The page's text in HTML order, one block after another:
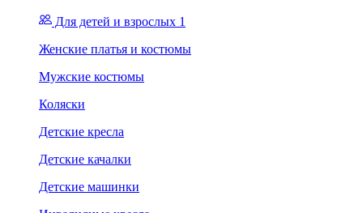
Для детей и взрослых 1
Женские платья и костюмы
Мужские костюмы
Коляски
Детские кресла
Детские качалки
Детские машинки